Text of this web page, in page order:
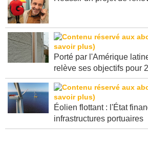
Porté par l'Amérique
relève ses objectifs pour
Éolien flottant : l'État
infrastructures portuaires